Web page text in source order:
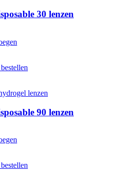
30 lenzen
lenzen
90 lenzen